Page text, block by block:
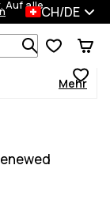
Auf alleCH/DE
Mehr